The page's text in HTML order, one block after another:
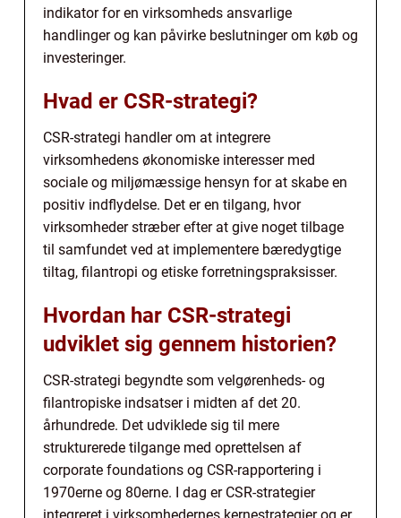
indikator for en virksomheds ansvarlige
handlinger og kan påvirke beslutninger om køb og
investeringer.
Hvad er CSR-strategi?
CSR-strategi handler om at integrere
virksomhedens økonomiske interesser med
sociale og miljømæssige hensyn for at skabe en
positiv indflydelse. Det er en tilgang, hvor
virksomheder stræber efter at give noget tilbage
til samfundet ved at implementere bæredygtige
tiltag, filantropi og etiske forretningspraksisser.
Hvordan har CSR-strategi
udviklet sig gennem historien?
CSR-strategi begyndte som velgørenheds- og
filantropiske indsatser i midten af det 20.
århundrede. Det udviklede sig til mere
strukturerede tilgange med oprettelsen af
corporate foundations og CSR-rapportering i
1970erne og 80erne. I dag er CSR-strategier